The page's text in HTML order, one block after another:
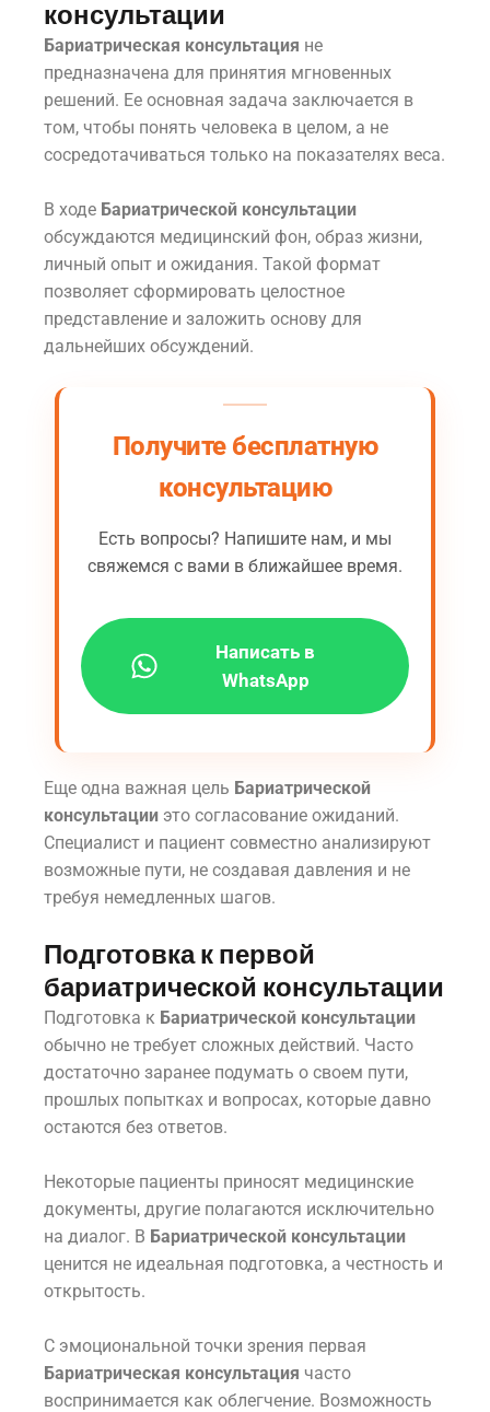
консультации
Бариатрическая консультация не
предназначена для принятия мгновенных
решений. Ее основная задача заключается в
том, чтобы понять человека в целом, а не
сосредотачиваться только на показателях веса.
В ходе Бариатрической консультации
обсуждаются медицинский фон, образ жизни,
личный опыт и ожидания. Такой формат
позволяет сформировать целостное
представление и заложить основу для
дальнейших обсуждений.
Получите бесплатную
консультацию
Есть вопросы? Напишите нам, и мы
свяжемся с вами в ближайшее время.
Написать в
WhatsApp
Еще одна важная цель Бариатрической
консультации это согласование ожиданий.
Специалист и пациент совместно анализируют
возможные пути, не создавая давления и не
требуя немедленных шагов.
Подготовка к первой
бариатрической консультации
Подготовка к Бариатрической консультации
обычно не требует сложных действий. Часто
достаточно заранее подумать о своем пути,
прошлых попытках и вопросах, которые давно
остаются без ответов.
Некоторые пациенты приносят медицинские
документы, другие полагаются исключительно
на диалог. В Бариатрической консультации
ценится не идеальная подготовка, а честность и
открытость.
С эмоциональной точки зрения первая
Бариатрическая консультация часто
воспринимается как облегчение. Возможность